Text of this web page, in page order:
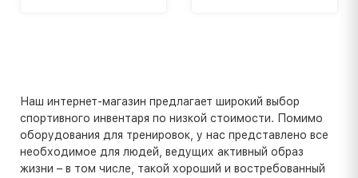
Наш интернет-магазин предлагает широкий выбор
спортивного инвентаря по низкой стоимости. Помимо
оборудования для тренировок, у нас представлено все
необходимое для людей, ведущих активный образ
жизни – в том числе, такой хороший и востребованный